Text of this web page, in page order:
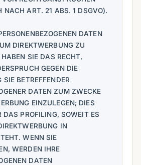
NACH ART. 21 ABS. 1 DSGVO).
DATEN
DIREKTWERBUNG ZU
SIE DAS RECHT,
GEGEN DIE
SIE BETREFFENDER
DATEN ZUM ZWECKE
EINZULEGEN; DIES
DAS PROFILING, SOWEIT ES
IN
WENN SIE
WERDEN IHRE
DATEN